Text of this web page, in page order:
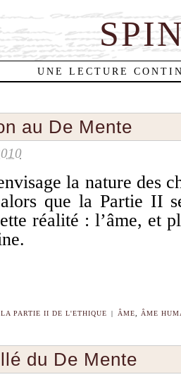
UNE LECTURE
au De Mente
la nature des
que la Partie II
réalité : l’âme, et
PARTIE II DE L'ETHIQUE | ÂME ÂME
du De Mente